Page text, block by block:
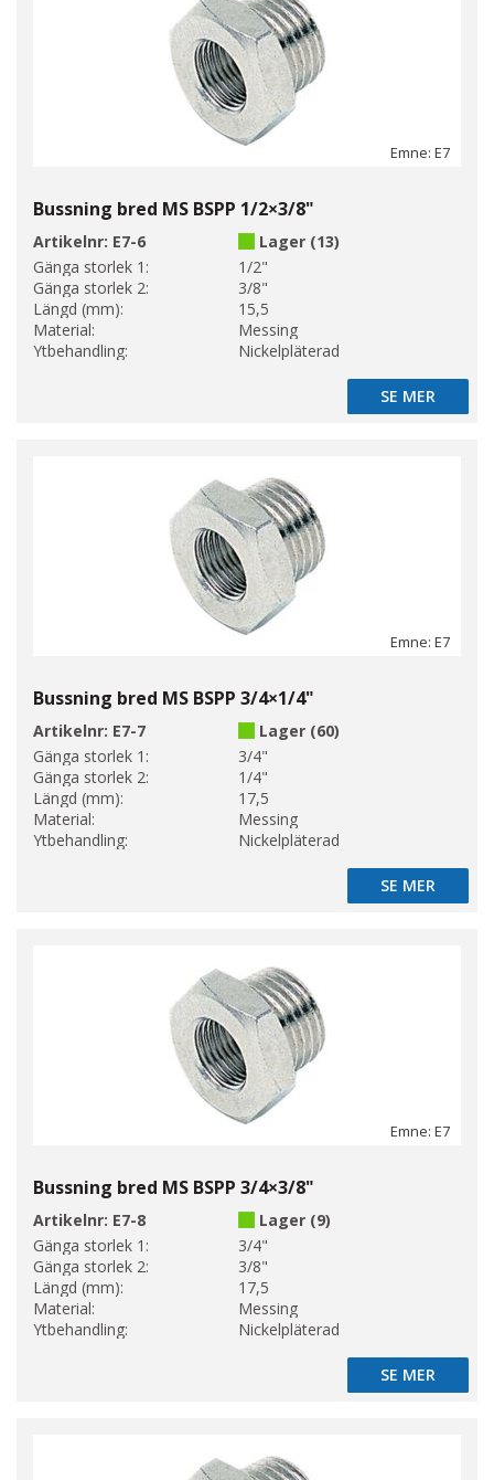
Emne: E7
Bussning bred MS BSPP 1/2×3/8"
Artikelnr: E7-6
Lager (13)
Gänga storlek 1:
1/2"
Gänga storlek 2:
3/8"
Längd (mm):
15,5
Material:
Messing
Ytbehandling:
Nickelpläterad
SE MER
SE MER
Emne: E7
Bussning bred MS BSPP 3/4×1/4"
Artikelnr: E7-7
Lager (60)
Gänga storlek 1:
3/4"
Gänga storlek 2:
1/4"
Längd (mm):
17,5
Material:
Messing
Ytbehandling:
Nickelpläterad
SE MER
SE MER
Emne: E7
Bussning bred MS BSPP 3/4×3/8"
Artikelnr: E7-8
Lager (9)
Gänga storlek 1:
3/4"
Gänga storlek 2:
3/8"
Längd (mm):
17,5
Material:
Messing
Ytbehandling:
Nickelpläterad
SE MER
SE MER